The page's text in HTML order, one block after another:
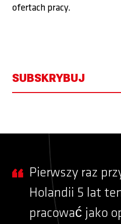
ofertach pracy.
SUBSKRYBUJ
Pierwszy raz
Holandii 5 lat
pracować jako